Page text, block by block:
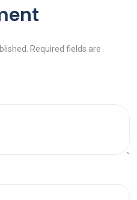
Required fields are